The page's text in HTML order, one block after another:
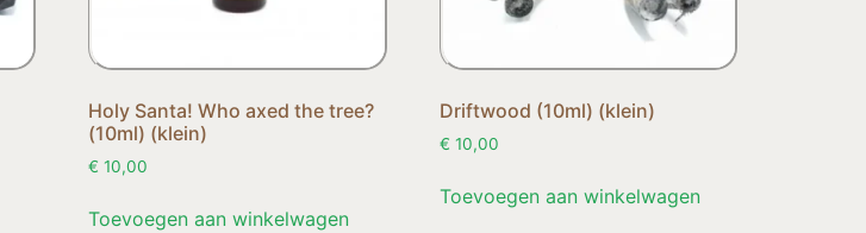
Holy Santa! Who axed the tree?
(10ml) (klein)
€ 10,00
Toevoegen aan winkelwagen
Driftwood (10ml) (klein)
€ 10,00
Toevoegen aan winkelwagen